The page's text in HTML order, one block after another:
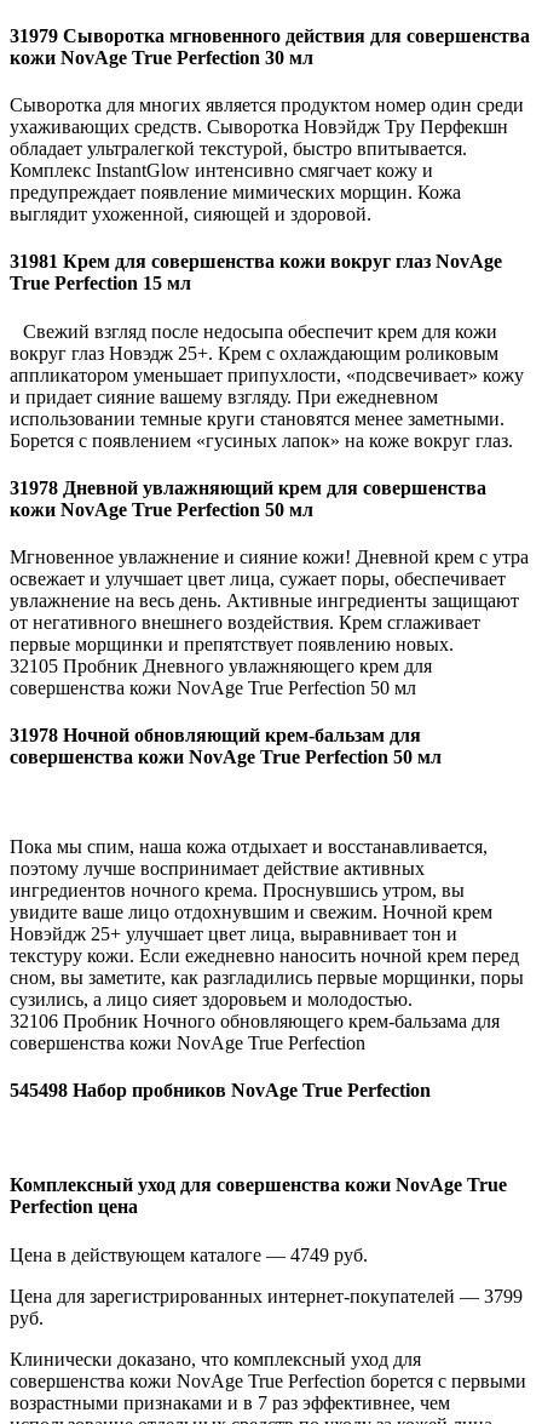
31979 Сыворотка мгновенного действия для совершенства
кожи NovAge True Perfection 30 мл
Сыворотка для многих является продуктом номер один среди
ухаживающих средств. Сыворотка Новэйдж Тру Перфекшн
обладает ультралегкой текстурой, быстро впитывается.
Комплекс InstantGlow интенсивно смягчает кожу и
предупреждает появление мимических морщин. Кожа
выглядит ухоженной, сияющей и здоровой.
31981 Крем для совершенства кожи вокруг глаз NovAge
True Perfection 15 мл
Свежий взгляд после недосыпа обеспечит крем для кожи
вокруг глаз Новэдж 25+. Крем с охлаждающим роликовым
аппликатором уменьшает припухлости, «подсвечивает» кожу
и придает сияние вашему взгляду. При ежедневном
использовании темные круги становятся менее заметными.
Борется с появлением «гусиных лапок» на коже вокруг глаз.
31978 Дневной увлажняющий крем для совершенства
кожи NovAge True Perfection 50 мл
Мгновенное увлажнение и сияние кожи! Дневной крем с утра
освежает и улучшает цвет лица, сужает поры, обеспечивает
увлажнение на весь день. Активные ингредиенты защищают
от негативного внешнего воздействия. Крем сглаживает
первые морщинки и препятствует появлению новых.
32105 Пробник Дневного увлажняющего крем для
совершенства кожи NovAge True Perfection 50 мл
31978 Ночной обновляющий крем-бальзам для
совершенства кожи NovAge True Perfection 50 мл
Пока мы спим, наша кожа отдыхает и восстанавливается,
поэтому лучше воспринимает действие активных
ингредиентов ночного крема. Проснувшись утром, вы
увидите ваше лицо отдохнувшим и свежим. Ночной крем
Новэйдж 25+ улучшает цвет лица, выравнивает тон и
текстуру кожи. Если ежедневно наносить ночной крем перед
сном, вы заметите, как разгладились первые морщинки, поры
сузились, а лицо сияет здоровьем и молодостью.
32106 Пробник Ночного обновляющего крем-бальзама для
совершенства кожи NovAge True Perfection
545498 Набор пробников NovAge True Perfection
Комплексный уход для совершенства кожи NovAge True
Perfection цена
Цена в действующем каталоге — 4749 руб.
Цена для зарегистрированных интернет-покупателей — 3799
руб.
Клинически доказано, что комплексный уход для
совершенства кожи NovAge True Perfection борется с первыми
возрастными признаками и в 7 раз эффективнее, чем